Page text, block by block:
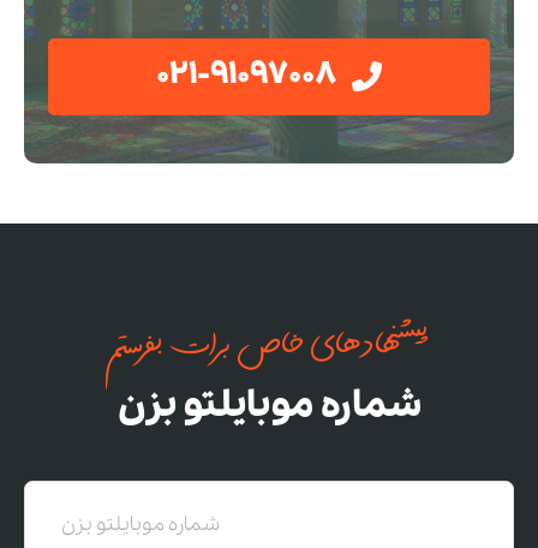
021-91097008
پیشنهادهای خاص برات بفرستم
شماره موبایلتو بزن